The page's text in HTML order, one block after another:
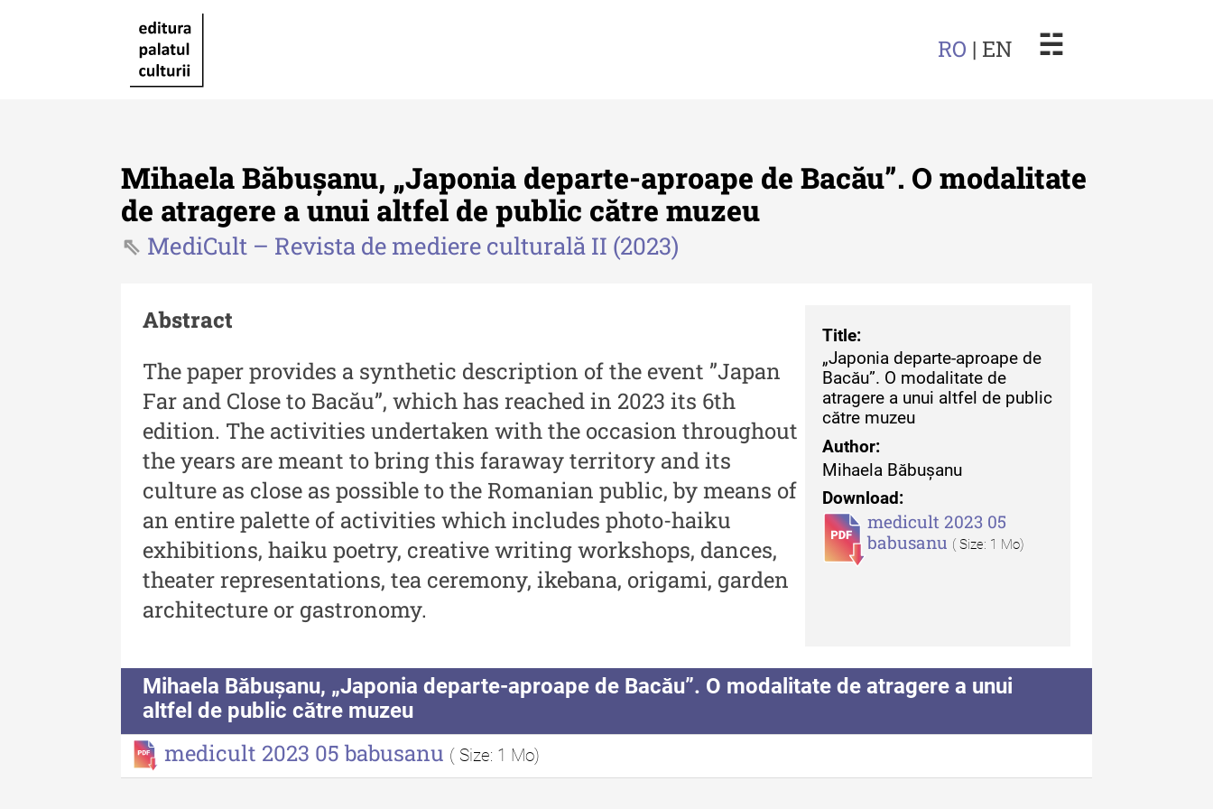
RO | EN ☵
Revista "Cercetări istorice"
XLIV - 2025
Revista "Cercetări istorice" -
XLIII - 2024
Revista "Cercetări istorice" -
XLII - 2023
Indexul Complet
Buletinul ”Ioan Neculce” al Muzeului
de Istorie a Moldovei
Moldovei - XXIV / 2018
Buletinul ”Ioan Neculce” al
Muzeului de Istorie a
Moldovei - XXIII / 2017
Buletinul ”Ioan Neculce” al
Muzeului de Istorie a
Moldovei - XXII / 2016
Indexul Complet
al Moldovei - XXII / 2022
Anuarul Muzeului Etnografic
al Moldovei - XXI / 2021
Anuarul Muzeului Etnografic
al Moldovei - XX / 2020
Indexul Complet
Tehnicii ”Ștefan Procopiu”
Buletinul Muzeului Științei
și Tehnicii ”Ștefan Procopiu”
- An XV / Nr. 15 / 2021
Conservare-Restaurare a
Patrimoniului
Cercetare și Conservare-
Restaurare a Patrimoniului -
culturală
MediCult - Revista de
mediere culturală IV (2025)
MediCult - Revista de
Mihaela Băbușanu, „Japonia departe-aproape de Bacău”. O modalitate
de atragere a unui altfel de public către muzeu
MediCult – Revista de mediere culturală II (2023)
Abstract
The paper provides a synthetic description of the event ”Japan
Far and Close to Bacău”, which has reached in 2023 its 6th
edition. The activities undertaken with the occasion throughout
the years are meant to bring this faraway territory and its
culture as close as possible to the Romanian public, by means of
an entire palette of activities which includes photo-haiku
exhibitions, haiku poetry, creative writing workshops, dances,
theater representations, tea ceremony, ikebana, origami, garden
architecture or gastronomy.
Title:
„Japonia departe-aproape de
Bacău”. O modalitate de
atragere a unui altfel de public
către muzeu
Author:
Mihaela Băbușanu
Download:
medicult 2023 05
babusanu ( Size: 1 Mo)
Mihaela Băbușanu, „Japonia departe-aproape de Bacău”. O modalitate de atragere a unui
altfel de public către muzeu
medicult 2023 05 babusanu ( Size: 1 Mo)